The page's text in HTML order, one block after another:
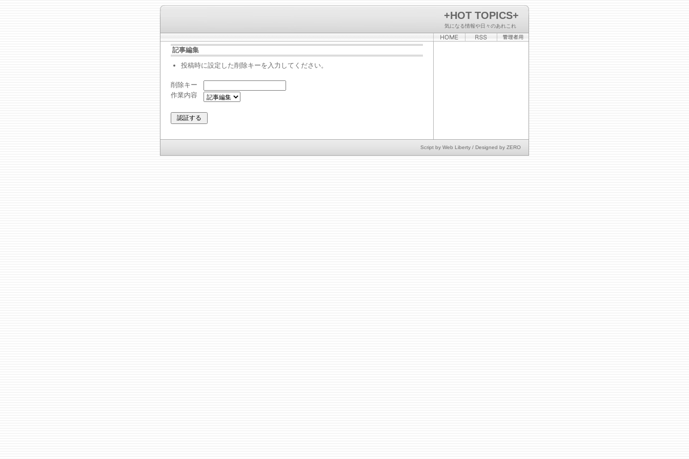
+HOT TOPICS+
気になる情報や日々のあれこれ
記事編集
投稿時に設定した削除キーを入力してください。
削除キー
作業内容
Script by Web Liberty / Designed by ZERO